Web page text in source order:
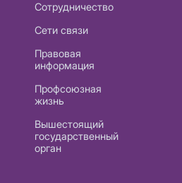
Сотрудничество
Сети связи
Правовая
информация
Профсоюзная
жизнь
Вышестоящий
государственный
орган